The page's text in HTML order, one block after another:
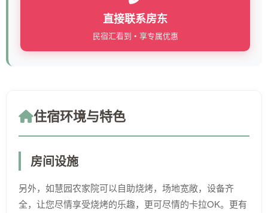
直接联系房东
民宿汇看到 • 享专属优惠
住宿环境与特色
房间设施
另外，如慧园农家院可以自助烧烤，场地宽敞，设备齐
全，让您尽情享受烧烤的乐趣，更可尽情的卡拉OK。更有